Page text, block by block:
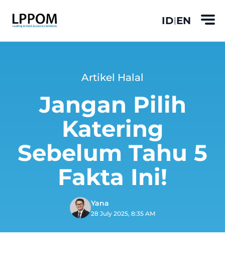
ID|EN
Artikel Halal
Jangan Pilih
Katering
Sebelum Tahu 5
Fakta Ini!
Yana
28 July 2025, 8:35 AM